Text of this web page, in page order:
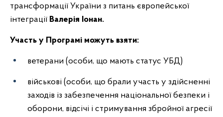
трансформації України з питань європейської
інтеграції Валерія Іонан.
Участь у Програмі можуть взяти:
ветерани (особи, що мають статус УБД)
військові (особи, що брали участь у здійсненні
заходів із забезпечення національної безпеки і
оборони, відсічі і стримування збройної агресії